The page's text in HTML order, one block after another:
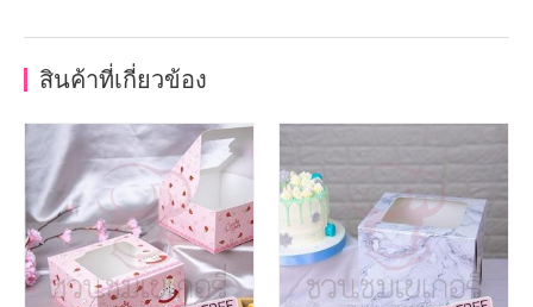
สินค้าที่เกี่ยวข้อง